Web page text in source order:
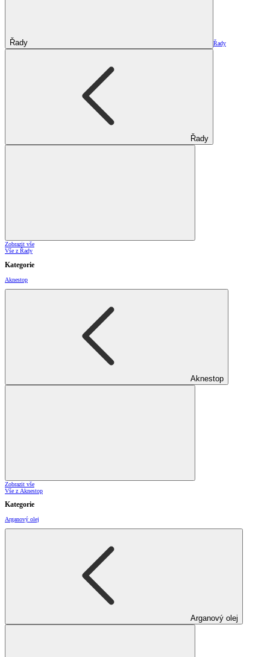
Řady Řady
Řady
Zobrazit vše
Vše z Řady
Kategorie
Aknestop
Aknestop
Zobrazit vše
Vše z Aknestop
Kategorie
Arganový olej
Arganový olej